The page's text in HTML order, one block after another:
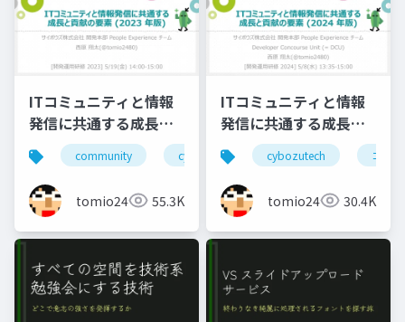
ITコミュニティと情報
発信に共通する成長と
貢献の要素(2023年版)
community cybozutech コミュニティ
tomio2480 55.3K
ITコミュニティと情報
発信に共通する成長と
貢献の要素(2024年版)
cybozutech コミ
tomio2480 30.4K